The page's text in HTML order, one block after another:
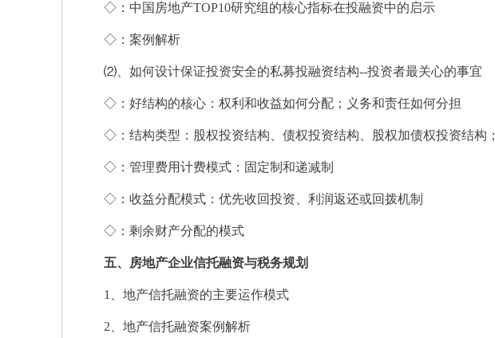
◇：中国房地产TOP10研究组的核心指标在投融资中的启示
◇：案例解析
⑵、如何设计保证投资安全的私募投融资结构--投资者最关心的事宜
◇：好结构的核心：权利和收益如何分配；义务和责任如何分担
◇：结构类型：股权投资结构、债权投资结构、股权加债权投资结构；
◇：管理费用计费模式：固定制和递减制
◇：收益分配模式：优先收回投资、利润返还或回拨机制
◇：剩余财产分配的模式
五、房地产企业信托融资与税务规划
1、地产信托融资的主要运作模式
2、地产信托融资案例解析